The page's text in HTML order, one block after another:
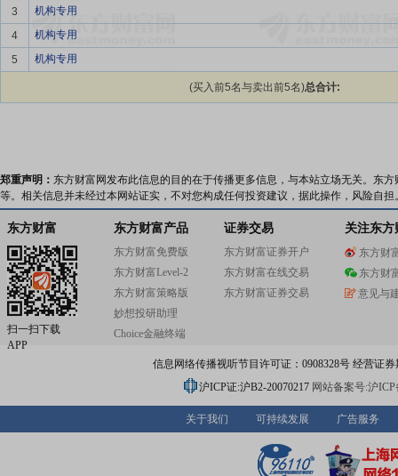
3
机构专用
4
机构专用
5
机构专用
(买入前5名与卖出前5名)总合计:
郑重声明： 东方财富网发布此信息的目的在于传播更多信息，与本站立场无关。东
等。相关信息并未经过本网站证实，不对您构成任何投资建议，据此操作，风险自担